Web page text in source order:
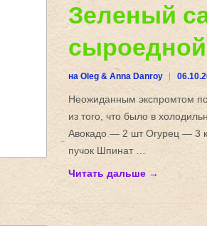
Зеленый
на Oleg & Anna Danroy
Неожиданным экспромтом
из того, что было в
Авокадо — 2 шт Огурец — 3
пучок Шпинат …
Читать дальше →